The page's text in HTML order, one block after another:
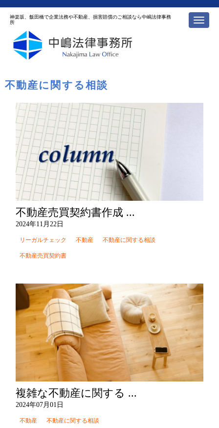
N
a
神楽坂、飯田橋で企業法務や不動産、損害賠償のご相談なら中嶋法律事務
所
不動産に関する相談
不動産売買契約書作成 ...
2024年11月22日
リーガルチェック 不動産 不動産に関する相談
不動産売買契約書
複雑な不動産に関する ...
2024年07月01日
不動産 不動産に関する相談